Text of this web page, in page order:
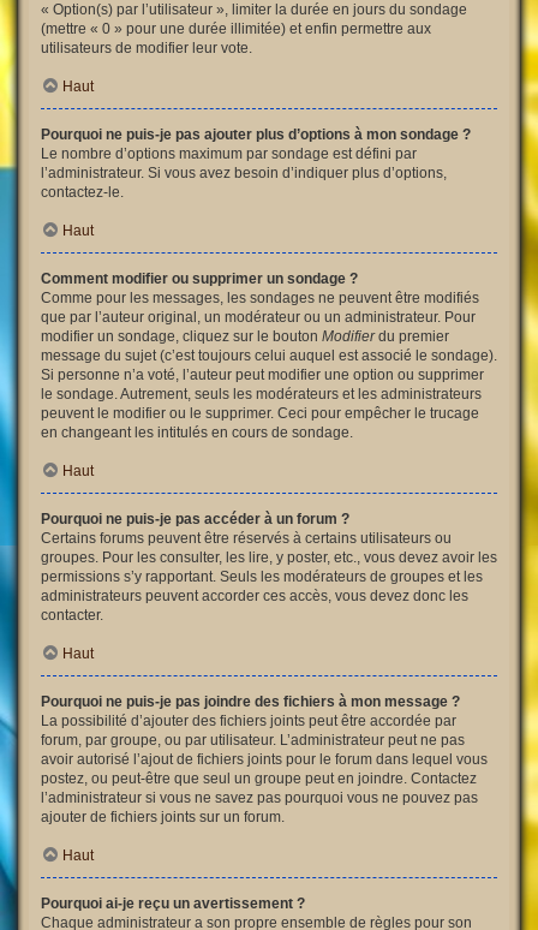
« Option(s) par l’utilisateur », limiter la durée en jours du sondage
(mettre « 0 » pour une durée illimitée) et enfin permettre aux
utilisateurs de modifier leur vote.
Haut
Pourquoi ne puis-je pas ajouter plus d’options à mon sondage ?
Le nombre d’options maximum par sondage est défini par
l’administrateur. Si vous avez besoin d’indiquer plus d’options,
contactez-le.
Haut
Comment modifier ou supprimer un sondage ?
Comme pour les messages, les sondages ne peuvent être modifiés
que par l’auteur original, un modérateur ou un administrateur. Pour
modifier un sondage, cliquez sur le bouton Modifierdu premier
message du sujet (c’est toujours celui auquel est associé le sondage).
Si personne n’a voté, l’auteur peut modifier une option ou supprimer
le sondage. Autrement, seuls les modérateurs et les administrateurs
peuvent le modifier ou le supprimer. Ceci pour empêcher le trucage
en changeant les intitulés en cours de sondage.
Haut
Pourquoi ne puis-je pas accéder à un forum ?
Certains forums peuvent être réservés à certains utilisateurs ou
groupes. Pour les consulter, les lire, y poster, etc., vous devez avoir les
permissions s’y rapportant. Seuls les modérateurs de groupes et les
administrateurs peuvent accorder ces accès, vous devez donc les
contacter.
Haut
Pourquoi ne puis-je pas joindre des fichiers à mon message ?
La possibilité d’ajouter des fichiers joints peut être accordée par
forum, par groupe, ou par utilisateur. L’administrateur peut ne pas
avoir autorisé l’ajout de fichiers joints pour le forum dans lequel vous
postez, ou peut-être que seul un groupe peut en joindre. Contactez
l’administrateur si vous ne savez pas pourquoi vous ne pouvez pas
ajouter de fichiers joints sur un forum.
Haut
Pourquoi ai-je reçu un avertissement ?
Chaque administrateur a son propre ensemble de règles pour son